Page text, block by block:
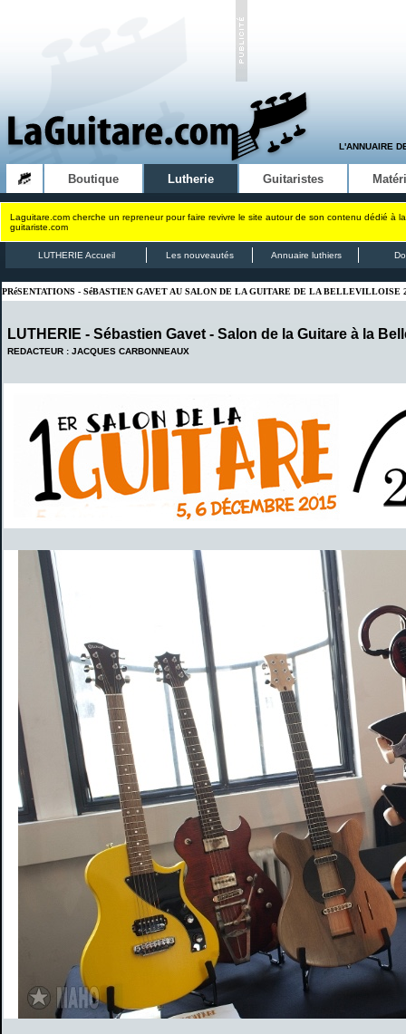
L'ANNUAIRE
Boutique Lutherie Guitaristes
Laguitare.com cherche un repreneur pour faire revivre le site autour de son contenu dédié à
guitariste.com
LUTHERIE Accueil Les nouveautés Annuaire luthiers
PRéSENTATIONS - SéBASTIEN GAVET AU SALON DE LA GUITARE DE LA BELLEVILLOISE
LUTHERIE - Sébastien Gavet - Salon de la Guitare à la
REDACTEUR : JACQUES CARBONNEAUX